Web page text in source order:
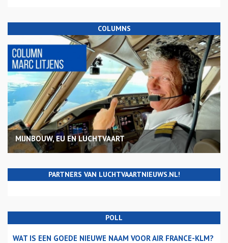
COLUMNS
MIJNBOUW, EU EN LUCHTVAART
PARTNERS VAN LUCHTVAARTNIEUWS.NL!
POLL
WAT IS EEN GOEDE NIEUWE NAAM VOOR AIR FRANCE-KLM?